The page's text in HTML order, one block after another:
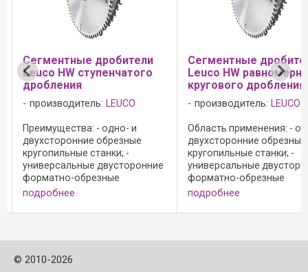
Сегментные дробители
Leuco HW ступенчатого
дробления
производитель: LEUCO
Преимущества: - одно- и
двухсторонние обрезные
кругопильные станки; -
универсальные двусторонние
форматно-обрезные
профильные станки; - для
древесно-стружечных
с меламиновым и бумажным
подробнее
Сегментные
Leuco HW
кругового дробления
производитель: LEUCO
Область применения: -
двухсторонние обрезные
кругопильные станки; -
универсальные
форматно-обрезные
профильные станки; - для
древесно-стружечных
с меламиновым и
подробнее
© 2010-2026